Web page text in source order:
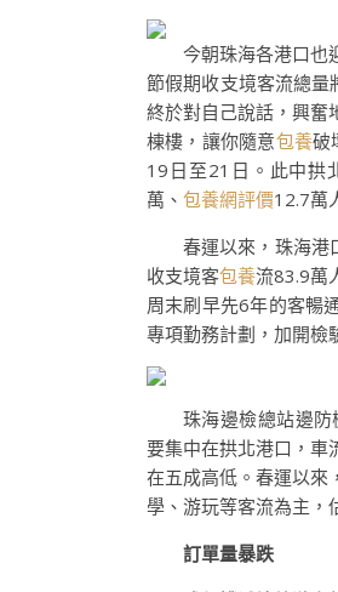
今朝珠海各港口也
節假期收支境客流總量
終於對自己說話，興奮
棟樓，讓你隨意包養破
19日至21日。此中拱
萬、 包養網評價12.7萬
春運以來，珠海港
收支境客包養流83.9萬
周末刷早先6年的客暢
專項勤務計劃，加開檢
珠海邊檢總站邊
要集中在拱北港口，車
在五成高低。春運以來
學、游玩等客流為主，
訂單量暴跌